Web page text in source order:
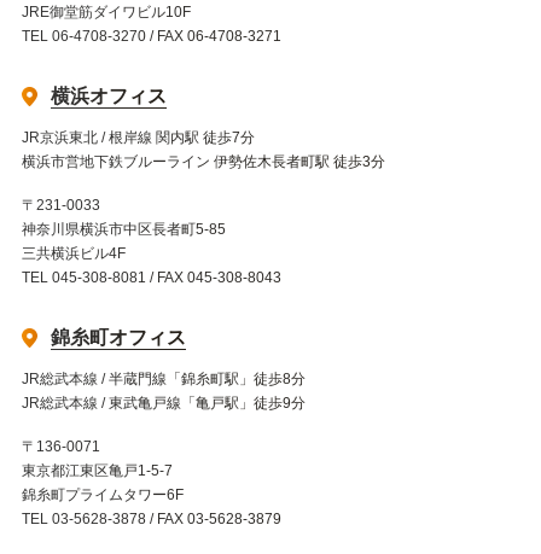
JRE御堂筋ダイワビル10F
TEL 06-4708-3270 / FAX 06-4708-3271
横浜オフィス
JR京浜東北 / 根岸線 関内駅 徒歩7分
横浜市営地下鉄ブルーライン 伊勢佐木長者町駅 徒歩3分
〒231-0033
神奈川県横浜市中区長者町5-85
三共横浜ビル4F
TEL 045-308-8081 / FAX 045-308-8043
錦糸町オフィス
JR総武本線 / 半蔵門線「錦糸町駅」徒歩8分
JR総武本線 / 東武亀戸線「亀戸駅」徒歩9分
〒136-0071
東京都江東区亀戸1-5-7
錦糸町プライムタワー6F
TEL 03-5628-3878 / FAX 03-5628-3879